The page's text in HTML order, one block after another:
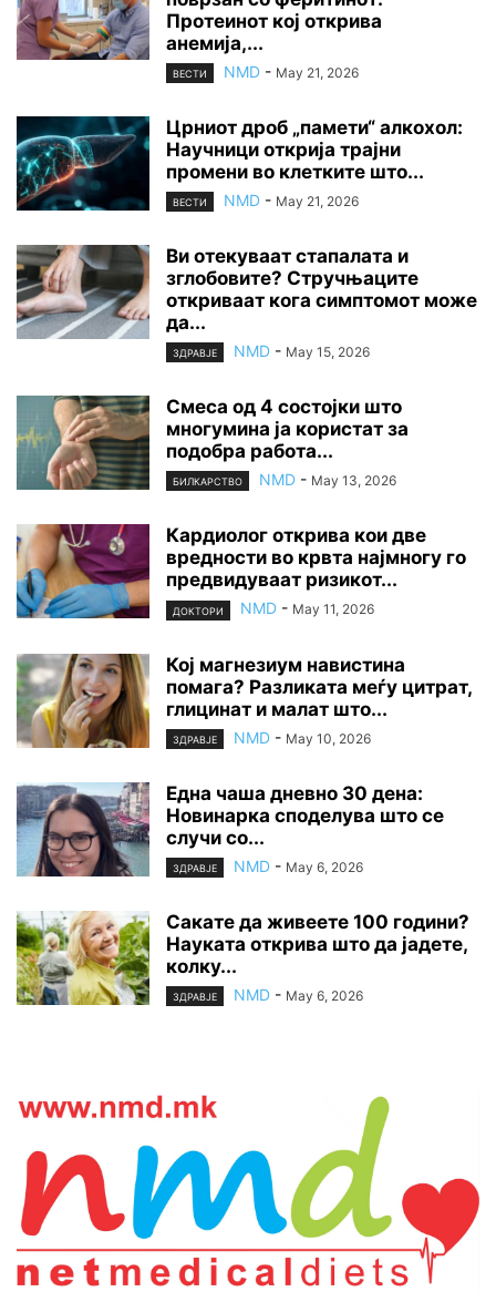
Протеинот кој открива
анемија,...
ВЕСТИ NMD - May 21, 2026
Црниот дроб „памети“ алкохол:
Научници открија трајни
промени во клетките што...
ВЕСТИ NMD - May 21, 2026
Ви отекуваат стапалата и
зглобовите? Стручњаците
откриваат кога симптомот може
да...
ЗДРАВЈЕ NMD - May 15, 2026
Смеса од 4 состојки што
многумина ја користат за
подобра работа...
БИЛКАРСТВО NMD - May 13, 2026
Кардиолог открива кои две
вредности во крвта најмногу го
предвидуваат ризикот...
ДОКТОРИ NMD - May 11, 2026
Кој магнезиум навистина
помага? Разликата меѓу цитрат,
глицинат и малат што...
ЗДРАВЈЕ NMD - May 10, 2026
Една чаша дневно 30 дена:
Новинарка споделува што се
случи со...
ЗДРАВЈЕ NMD - May 6, 2026
Сакате да живеете 100 години?
Науката открива што да јадете,
колку...
ЗДРАВЈЕ NMD - May 6, 2026